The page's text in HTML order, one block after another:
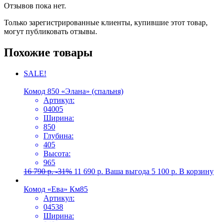
Отзывов пока нет.
Только зарегистрированные клиенты, купившие этот товар,
могут публиковать отзывы.
Похожие товары
SALE!
Комод 850 «Элана» (спальня)
Артикул:
04005
Ширина:
850
Глубина:
405
Высота:
965
16 790р. -31% 11 690 р. Ваша выгода 5 100 р. В корзину
Комод «Ева» Км85
Артикул:
04538
Ширина: